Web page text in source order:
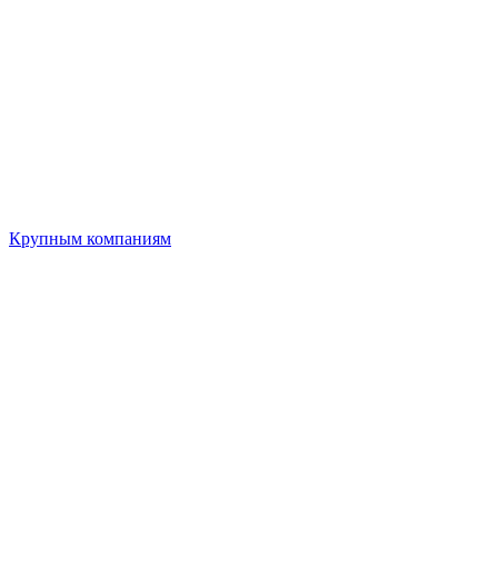
Крупным компаниям